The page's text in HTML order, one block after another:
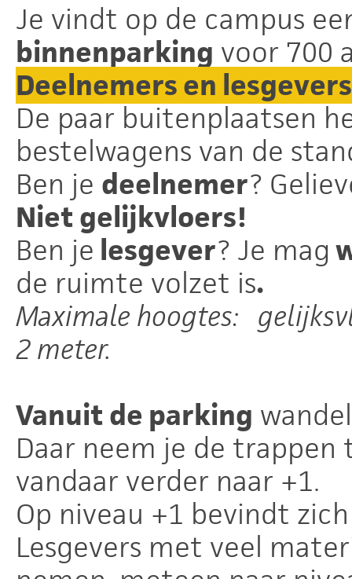
Je vindt op de campus
binnenparking voor 700
Deelnemers en
De paar buitenplaatsen
bestelwagens van de
Ben je deelnemer?
Niet gelijkvloers!
Ben je lesgever? Je mag
de ruimte volzet is.
Maximale hoogtes:
2 meter.
Vanuit de parking
Daar neem je de
vandaar verder naar +1.
Op niveau +1 bevindt
Lesgevers met veel